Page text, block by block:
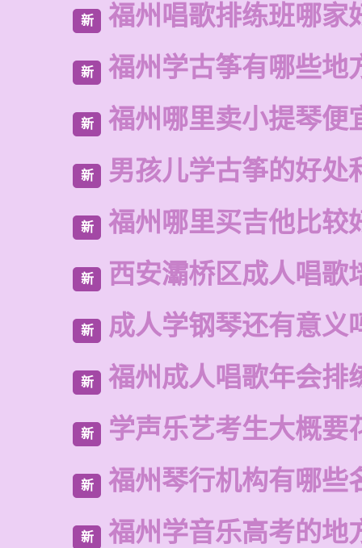
新 福州唱歌排练班哪家
新 福州学古筝有哪些地
新 福州哪里卖小提琴便
新 男孩儿学古筝的好处
新 福州哪里买吉他比较
新 西安灞桥区成人唱歌
新 成人学钢琴还有意义
新 福州成人唱歌年会排
新 学声乐艺考生大概要
新 福州琴行机构有哪些
新 福州学音乐高考的地